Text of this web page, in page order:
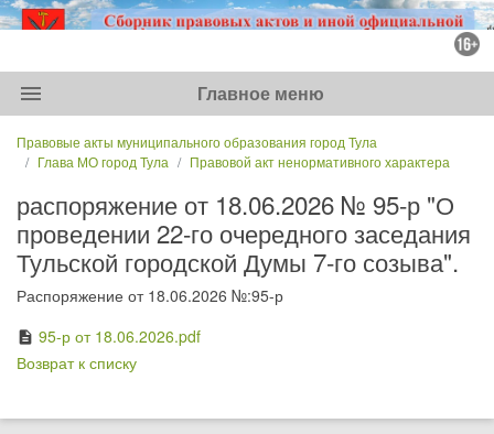
menu Главное меню
Правовые акты муниципального образования город Тула
Глава МО город Тула
Правовой акт ненормативного характера
распоряжение от 18.06.2026 № 95-р "О
проведении 22-го очередного заседания
Тульской городской Думы 7-го созыва".
Распоряжение от 18.06.2026 №:95-р
description 95-р от 18.06.2026.pdf
Возврат к списку